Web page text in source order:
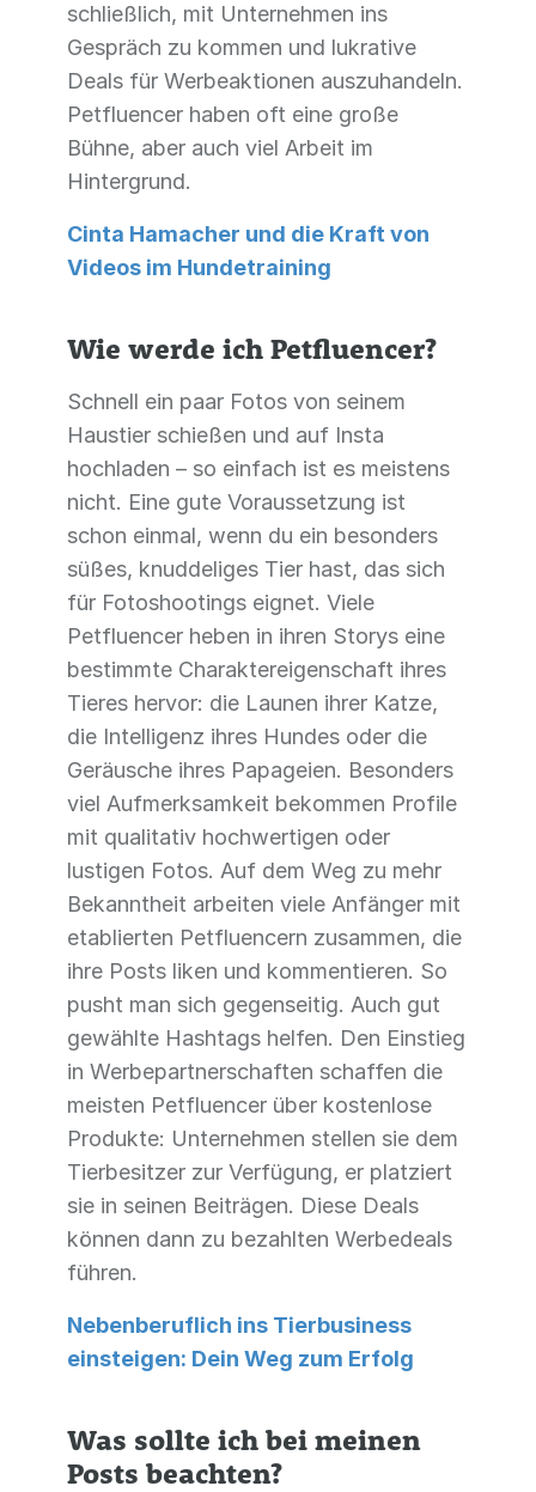
schließlich, mit Unternehmen ins
Gespräch zu kommen und lukrative
Deals für Werbeaktionen auszuhandeln.
Petfluencer haben oft eine große
Bühne, aber auch viel Arbeit im
Hintergrund.
Cinta Hamacher und die Kraft von
Videos im Hundetraining
Wie werde ich Petfluencer?
Schnell ein paar Fotos von seinem
Haustier schießen und auf Insta
hochladen – so einfach ist es meistens
nicht. Eine gute Voraussetzung ist
schon einmal, wenn du ein besonders
süßes, knuddeliges Tier hast, das sich
für Fotoshootings eignet. Viele
Petfluencer heben in ihren Storys eine
bestimmte Charaktereigenschaft ihres
Tieres hervor: die Launen ihrer Katze,
die Intelligenz ihres Hundes oder die
Geräusche ihres Papageien. Besonders
viel Aufmerksamkeit bekommen Profile
mit qualitativ hochwertigen oder
lustigen Fotos. Auf dem Weg zu mehr
Bekanntheit arbeiten viele Anfänger mit
etablierten Petfluencern zusammen, die
ihre Posts liken und kommentieren. So
pusht man sich gegenseitig. Auch gut
gewählte Hashtags helfen. Den Einstieg
in Werbepartnerschaften schaffen die
meisten Petfluencer über kostenlose
Produkte: Unternehmen stellen sie dem
Tierbesitzer zur Verfügung, er platziert
sie in seinen Beiträgen. Diese Deals
können dann zu bezahlten Werbedeals
führen.
Nebenberuflich ins Tierbusiness
einsteigen: Dein Weg zum Erfolg
Was sollte ich bei meinen
Posts beachten?